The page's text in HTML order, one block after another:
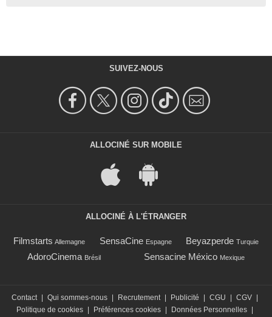
SUIVEZ-NOUS
ALLOCINÉ SUR MOBILE
ALLOCINÉ À L'ÉTRANGER
Filmstarts Allemagne SensaCine Espagne Beyazperde Turquie
AdoroCinema Brésil Sensacine México Mexique
Contact | Qui sommes-nous | Recrutement | Publicité | CGU | CGV |
Politique de cookies | Préférences cookies | Données Personnelles |